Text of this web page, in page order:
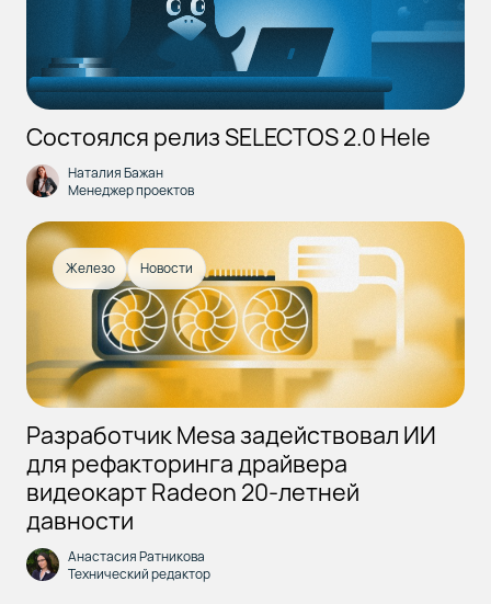
Состоялся релиз SELECTOS 2.0 Hele
Наталия Бажан
Менеджер проектов
Железо Новости
Разработчик Mesa задействовал ИИ
для рефакторинга драйвера
видеокарт Radeon 20-летней
давности
Анастасия Ратникова
Технический редактор